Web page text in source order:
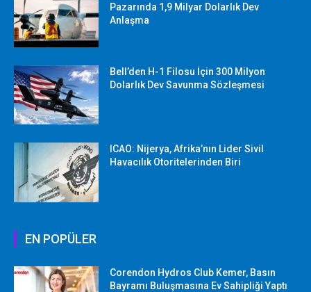
Pazarında 1,9 Milyar Dolarlık Dev
Anlaşma
Bell’den H-1 Filosu İçin 300 Milyon
Dolarlık Dev Savunma Sözleşmesi
ICAO: Nijerya, Afrika’nın Lider Sivil
Havacılık Otoritelerinden Biri
EN POPÜLER
Corendon Hydros Club Kemer, Basın
Bayramı Buluşmasına Ev Sahipliği Yaptı